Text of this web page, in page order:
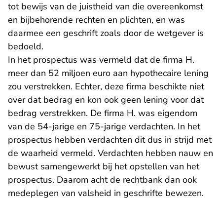
tot bewijs van de juistheid van die overeenkomst
en bijbehorende rechten en plichten, en was
daarmee een geschrift zoals door de wetgever is
bedoeld.
In het prospectus was vermeld dat de firma H.
meer dan 52 miljoen euro aan hypothecaire lening
zou verstrekken. Echter, deze firma beschikte niet
over dat bedrag en kon ook geen lening voor dat
bedrag verstrekken. De firma H. was eigendom
van de 54-jarige en 75-jarige verdachten. In het
prospectus hebben verdachten dit dus in strijd met
de waarheid vermeld. Verdachten hebben nauw en
bewust samengewerkt bij het opstellen van het
prospectus. Daarom acht de rechtbank dan ook
medeplegen van valsheid in geschrifte bewezen.